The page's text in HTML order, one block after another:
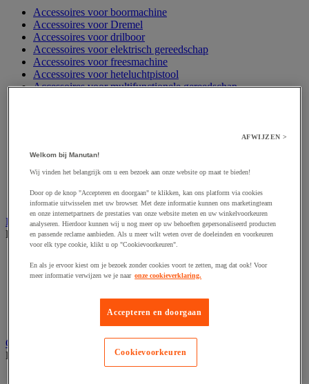
Accessoires voor boormachine
Accessoires voor Dremel
Accessoires voor drilboor
Accessoires voor elektrisch gereedschap
Accessoires voor freesmachine
Accessoires voor heteluchtpistool
Accessoires voor multifunctionele gereedschap
Accessoires voor snij- en snoeigereedschap
Accessoires voor snij-schuurmachine
Accessoires voor zaag
Elektrische toebehoren en verlichting
Bekijk de hele productgroep
Batterij, oplader en kabel
Elektrische kabel
Verlengsnoer, stekkerdoos en kapelhaspel
Wandcontactdoos en schakelaar
Gereedschap opbergen
Bekijk de hele productgroep
AFWIJZEN >
Welkom bij Manutan!
Wij vinden het belangrijk om u een bezoek aan onze website op maat te bieden!
Door op de knop "Accepteren en doorgaan" te klikken, kan ons platform via cookies
informatie uitwisselen met uw browser. Met deze informatie kunnen ons marketingteam
en onze internetpartners de prestaties van onze website meten en uw winkelvoorkeuren
analyseren. Hierdoor kunnen wij u nog meer op uw behoeften gepersonaliseerd producten
en passende reclame aanbieden. Als u meer wilt weten over de doeleinden en voorkeuren
voor elk type cookie, klikt u op "Cookievoorkeuren".
En als je ervoor kiest om je bezoek zonder cookies voort te zetten, mag dat ook! Voor
meer informatie verwijzen we je naar onze cookieverklaring.
Accepteren en doorgaan
Cookievoorkeuren